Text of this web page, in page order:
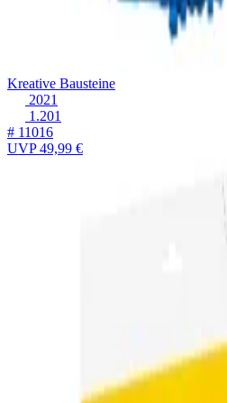
Kreative Bausteine
2021
1.201
# 11016
UVP49,99 €